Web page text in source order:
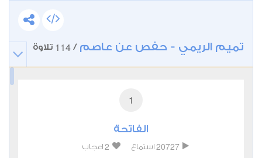
تميم الريمي - حفص عن عاصم /
114 تلاوة
1
الفاتحة
20727 استماع 2 اعجاب